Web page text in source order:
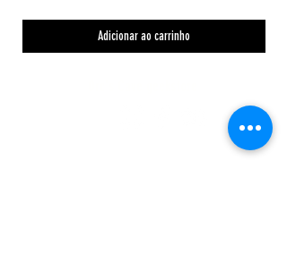
Adicionar ao carrinho